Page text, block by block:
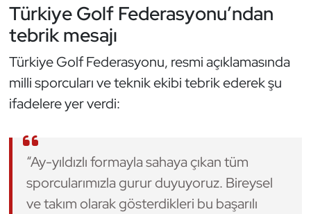
Türkiye Golf Federasyonu’ndan
tebrik mesajı
Türkiye Golf Federasyonu, resmi açıklamasında
milli sporcuları ve teknik ekibi tebrik ederek şu
ifadelere yer verdi:
“Ay-yıldızlı formayla sahaya çıkan tüm
sporcularımızla gurur duyuyoruz. Bireysel
ve takım olarak gösterdikleri bu başarılı
Modern Pentatlon
Motor Sporları
Muay Thai
Optimist
Oryantiring